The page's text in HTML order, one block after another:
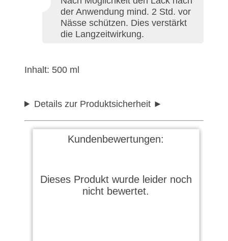
der Anwendung mind. 2 Std. vor
Nässe schützen. Dies verstärkt
die Langzeitwirkung.
Inhalt: 500 ml
Details zur Produktsicherheit
Kundenbewertungen:
Dieses Produkt wurde leider noch
nicht bewertet.